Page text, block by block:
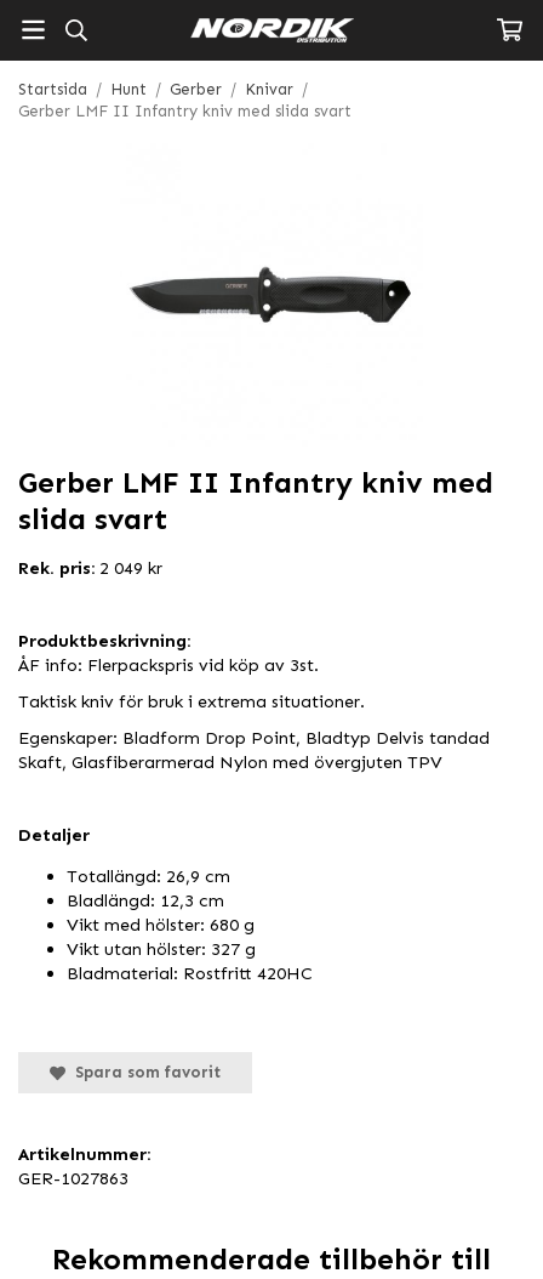
Startsida / Hunt / Gerber / Knivar /
Gerber LMF II Infantry kniv med slida svart
Gerber LMF II Infantry kniv med
slida svart
Rek. pris: 2 049 kr
Produktbeskrivning:
ÅF info: Flerpackspris vid köp av 3st.
Taktisk kniv för bruk i extrema situationer.
Egenskaper: Bladform Drop Point, Bladtyp Delvis tandad
Skaft, Glasfiberarmerad Nylon med övergjuten TPV
Detaljer
Totallängd: 26,9 cm
Bladlängd: 12,3 cm
Vikt med hölster: 680 g
Vikt utan hölster: 327 g
Bladmaterial: Rostfritt 420HC
Spara som favorit
Artikelnummer:
GER-1027863
Rekommenderade tillbehör till